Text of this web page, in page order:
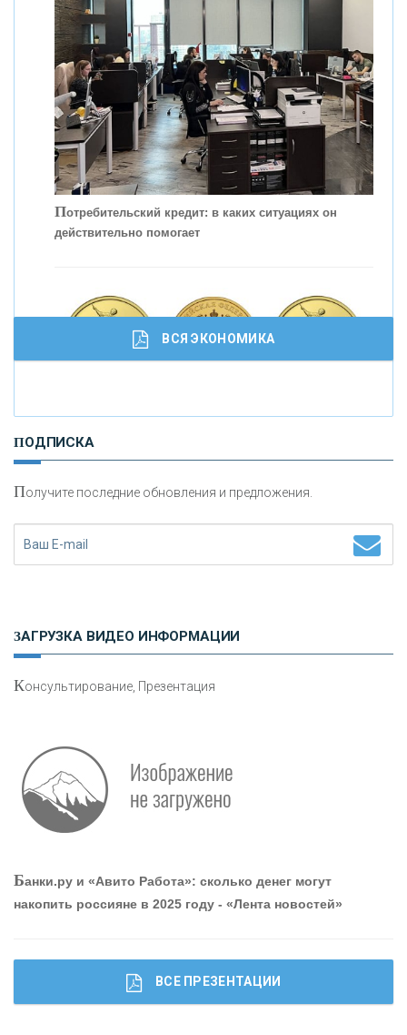
Скорость - один из главных трендов в
кредитовании бизнеса - «Интервью»
Работа мечты. Что банки делают для того, чтобы
привлечь и удержать персонал - «Интервью»
Потребительский кредит: в каких ситуациях он
действительно помогает
И
сохранения и увеличения капитала
ВСЯ ЭКОНОМИКА
ПОДПИСКА
Получите последние обновления и предложения.
ЗАГРУЗКА ВИДЕО ИНФОРМАЦИИ
Консультирование, Презентация
Банки.ру и «Авито Работа»: сколько денег могут
накопить россияне в 2025 году - «Лента новостей»
ВСЕ ПРЕЗЕНТАЦИИ